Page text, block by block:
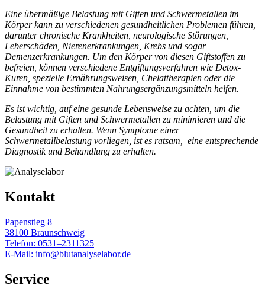
Eine übermäßige Belastung mit Giften und Schwermetallen im
Körper kann zu verschiedenen gesundheitlichen Problemen führen,
darunter chronische Krankheiten, neurologische Störungen,
Leberschäden, Nierenerkrankungen, Krebs und sogar
Demenzerkrankungen. Um den Körper von diesen Giftstoffen zu
befreien, können verschiedene Entgiftungsverfahren wie Detox-
Kuren, spezielle Ernährungsweisen, Chelattherapien oder die
Einnahme von bestimmten Nahrungsergänzungsmitteln helfen.
Es ist wichtig, auf eine gesunde Lebensweise zu achten, um die
Belastung mit Giften und Schwermetallen zu minimieren und die
Gesundheit zu erhalten. Wenn Symptome einer
Schwermetallbelastung vorliegen, ist es ratsam, eine entsprechende
Diagnostik und Behandlung zu erhalten.
Kontakt
Papenstieg 8
38100 Braunschweig
Telefon: 0531–2311325
E-Mail: info@blutanalyselabor.de
Service